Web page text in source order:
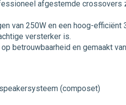
afgestemde crossovers
van 250W en een hoog-
versterker is.
betrouwbaarheid en gemaakt
(composet)